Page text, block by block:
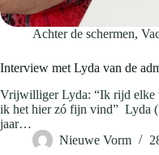
Achter de schermen,
Interview met Lyda van de
Vrijwilliger Lyda: “Ik rijd elke
ik het hier zó fijn vind” Lyda
jaar…
Nieuwe Vorm